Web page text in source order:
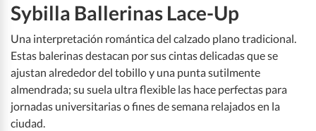
Sybilla Ballerinas Lace-Up
Una interpretación romántica del calzado plano tradicional.
Estas balerinas destacan por sus cintas delicadas que se
ajustan alrededor del tobillo y una punta sutilmente
almendrada; su suela ultra flexible las hace perfectas para
jornadas universitarias o fines de semana relajados en la
ciudad.